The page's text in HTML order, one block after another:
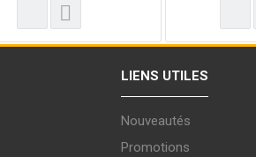
LIENS UTILES
Nouveautés
Promotions